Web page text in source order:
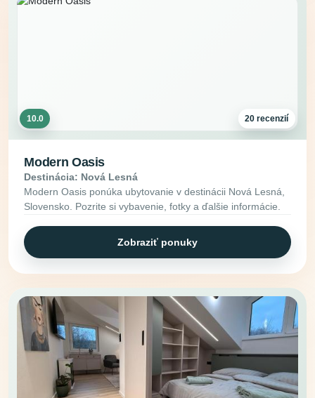
10.0 20 recenzií
Modern Oasis
Destinácia: Nová Lesná
Modern Oasis ponúka ubytovanie v destinácii Nová Lesná,
Slovensko. Pozrite si vybavenie, fotky a ďalšie informácie.
Zobraziť ponuky